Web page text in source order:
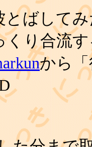
とばして
くり合流
から